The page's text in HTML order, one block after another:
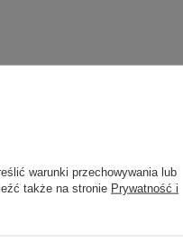
warunki przechowywania lub
także na stronie Prywatność i